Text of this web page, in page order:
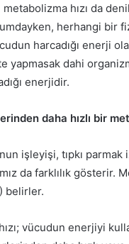
metabolizma hızı da
herhangi bir
harcadığı enerji
yapmasak dahi
enerjidir.
daha hızlı bir
işleyişi, tıpkı
da farklılık gösterir.
belirler.
vücudun enerjiyi